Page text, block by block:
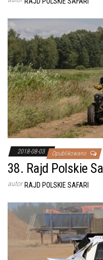
2018-08-03 Opublikowano
38. Rajd Polskie
autor RAJD POLSKIE SAFARI